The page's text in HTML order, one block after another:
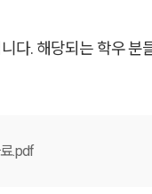
다. 해당되는 학우
.pdf